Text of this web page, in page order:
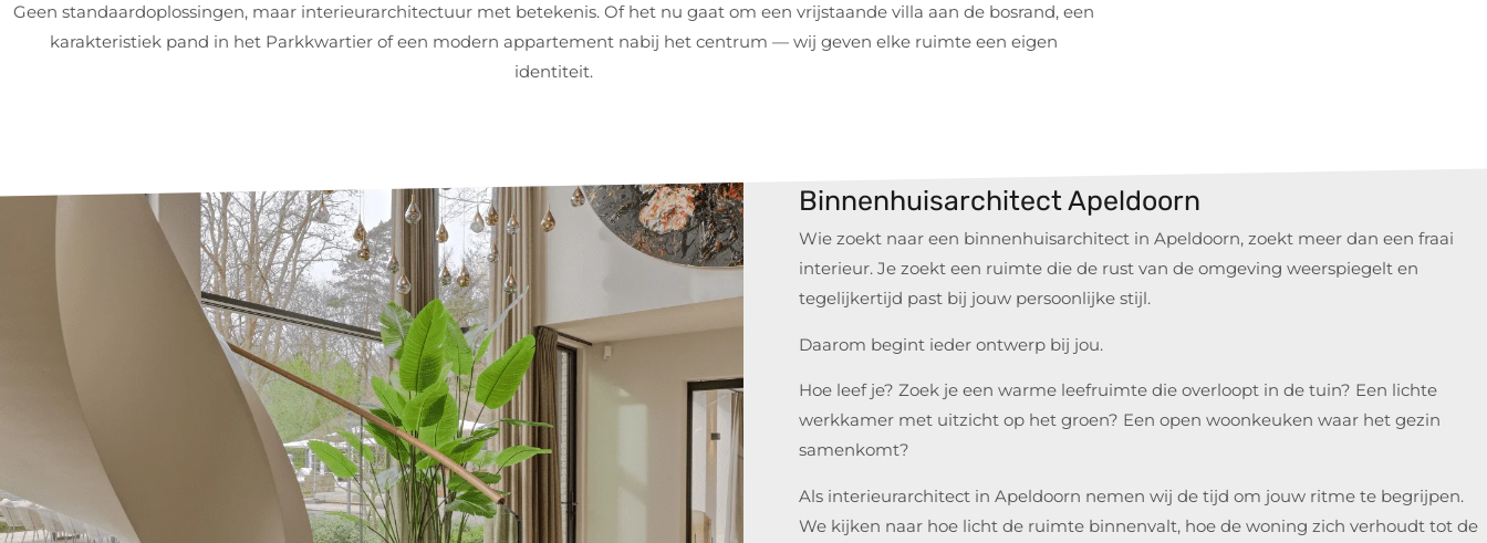
Geen standaardoplossingen, maar interieurarchitectuur met betekenis. Of het nu gaat om een vrijstaande villa aan de bosrand, een
karakteristiek pand in het Parkkwartier of een modern appartement nabij het centrum — wij geven elke ruimte een eigen
identiteit.
Binnenhuisarchitect Apeldoorn
Wie zoekt naar een binnenhuisarchitect in Apeldoorn, zoekt meer dan een fraai
interieur. Je zoekt een ruimte die de rust van de omgeving weerspiegelt en
tegelijkertijd past bij jouw persoonlijke stijl.
Daarom begint ieder ontwerp bij jou.
Hoe leef je? Zoek je een warme leefruimte die overloopt in de tuin? Een lichte
werkkamer met uitzicht op het groen? Een open woonkeuken waar het gezin
samenkomt?
Als interieurarchitect in Apeldoorn nemen wij de tijd om jouw ritme te begrijpen.
We kijken naar hoe licht de ruimte binnenvalt, hoe de woning zich verhoudt tot de